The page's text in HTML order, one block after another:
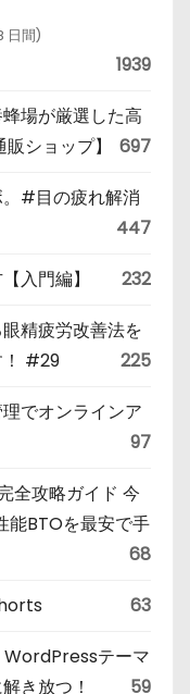
日間)
1939
場が厳選した高
ショップ】
697
#目の疲れ解消
447
入門編】 232
精疲労改善法を
！ #29
225
でオンラインア
97
全攻略ガイド 今
能BTOを最安で手
68
63
WordPressテーマ
解き放つ！
59